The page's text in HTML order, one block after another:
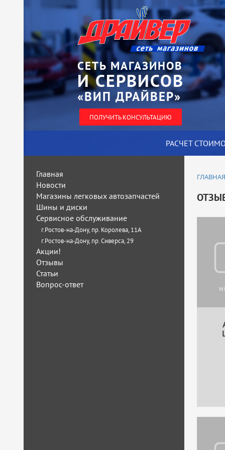
СЕТЬ МАГАЗИНОВ
И СЕРВИСОВ
«ВИП ДРАЙВЕР»
ПОЛУЧИТЬ КОНСУЛЬТАЦИЮ
РАСЧЕТ
Главная
Новости
Магазины легковых автозапчастей
Шины и диски
Сервисное обслуживание
г.Ростов-на-Дону, пр. Королева, 11А
г.Ростов-на-Дону, пр. Сиверса, 29
Акции!
Отзывы
Статьи
Вопрос-ответ
ГЛАВНАЯ